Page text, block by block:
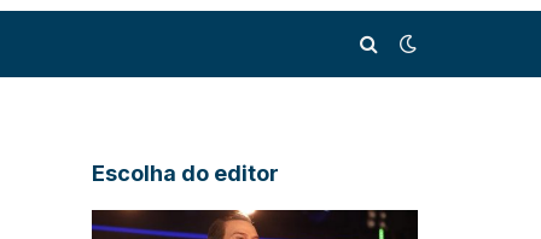
Escolha do editor